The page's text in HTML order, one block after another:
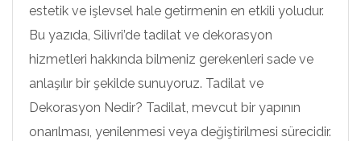
estetik ve işlevsel hale getirmenin en etkili yoludur.
Bu yazıda, Silivri’de tadilat ve dekorasyon
hizmetleri hakkında bilmeniz gerekenleri sade ve
anlaşılır bir şekilde sunuyoruz. Tadilat ve
Dekorasyon Nedir? Tadilat, mevcut bir yapının
onarılması, yenilenmesi veya değiştirilmesi sürecidir.